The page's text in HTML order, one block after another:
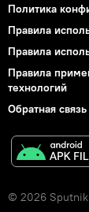
Политика
Правила
Правила
Правила
технологий
Обратная связь
© 2026